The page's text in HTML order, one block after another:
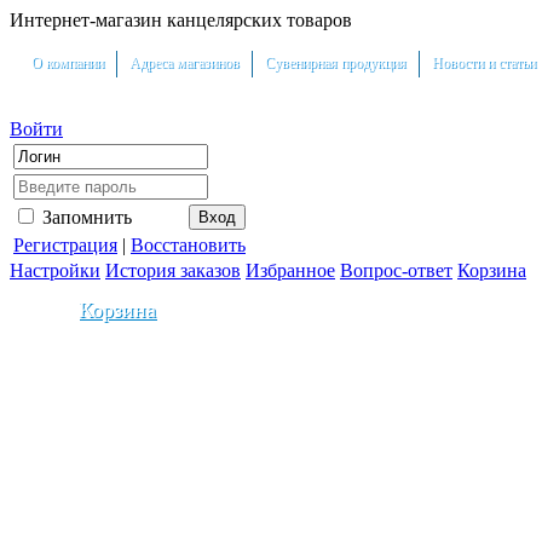
Интернет-магазин канцелярских товаров
О компании Адреса магазинов Сувенирная продукция Новости и статьи
Войти
Запомнить
Регистрация | Восстановить
Настройки История заказов Избранное Вопрос-ответ Корзина
Корзина